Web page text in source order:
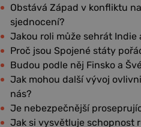
Obstává Západ v konfliktu
sjednocení?
Jakou roli může sehrát Indie
Proč jsou Spojené státy
Budou podle něj Finsko a
Jak mohou další vývoj
nás?
Je nebezpečnější
Jak si vysvětluje schopnost